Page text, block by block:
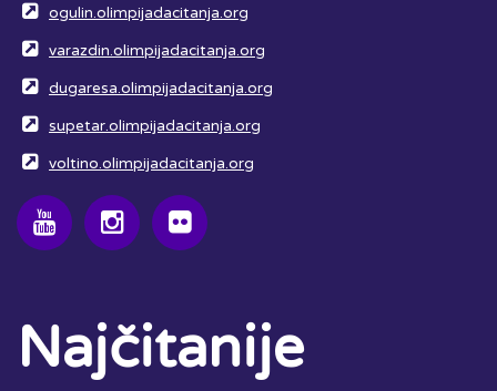
ogulin.olimpijadacitanja.org
varazdin.olimpijadacitanja.org
dugaresa.olimpijadacitanja.org
supetar.olimpijadacitanja.org
voltino.olimpijadacitanja.org
Najčitanije